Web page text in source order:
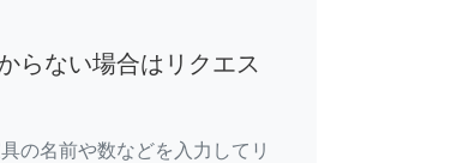
らない場合はリクエス
の名前や数などを入力してリ